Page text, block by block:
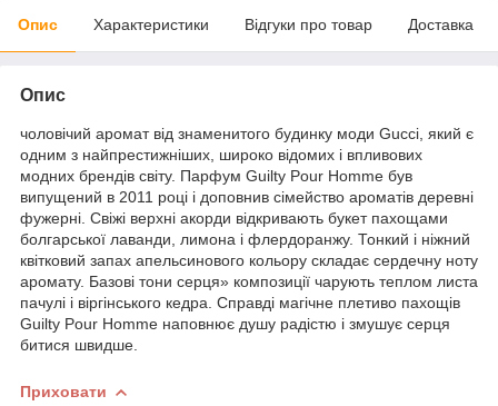
Опис Характеристики Відгуки про товар Доставка
Опис
чоловічий аромат від знаменитого будинку моди Gucci, який є
одним з найпрестижніших, широко відомих і впливових
модних брендів світу. Парфум Guilty Pour Homme був
випущений в 2011 році і доповнив сімейство ароматів деревні
фужерні. Свіжі верхні акорди відкривають букет пахощами
болгарської лаванди, лимона і флердоранжу. Тонкий і ніжний
квітковий запах апельсинового кольору складає сердечну ноту
аромату. Базові тони серця» композиції чарують теплом листа
пачулі і віргінського кедра. Справді магічне плетиво пахощів
Guilty Pour Homme наповнює душу радістю і змушує серця
битися швидше.
Приховати